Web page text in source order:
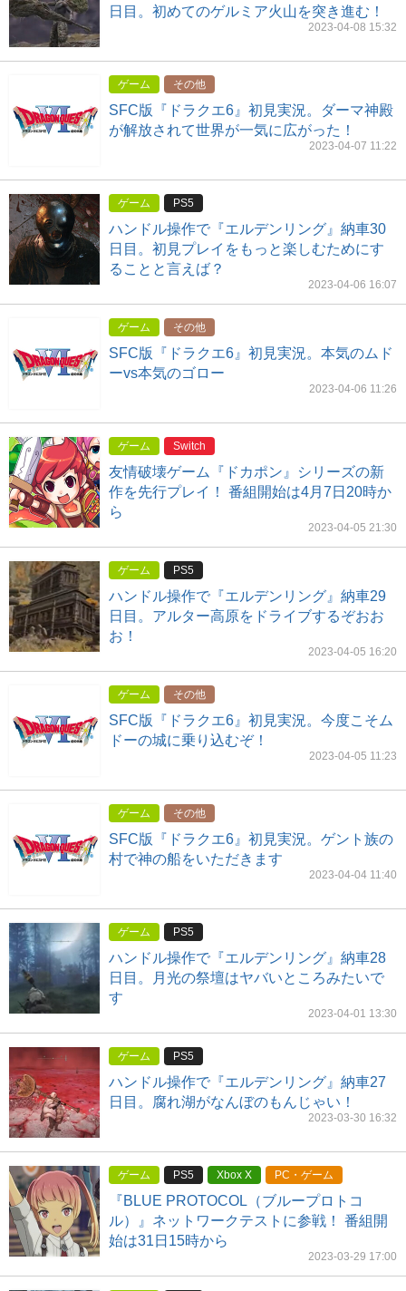
日目。初めてのゲルミア火山を突き進む！
2023-04-08 15:32
ゲーム その他
SFC版『ドラクエ6』初見実況。ダーマ神殿
が解放されて世界が一気に広がった！
2023-04-07 11:22
ゲーム PS5
ハンドル操作で『エルデンリング』納車30
日目。初見プレイをもっと楽しむためにす
ることと言えば？
2023-04-06 16:07
ゲーム その他
SFC版『ドラクエ6』初見実況。本気のムド
ーvs本気のゴロー
2023-04-06 11:26
ゲーム Switch
友情破壊ゲーム『ドカポン』シリーズの新
作を先行プレイ！ 番組開始は4月7日20時か
ら
2023-04-05 21:30
ゲーム PS5
ハンドル操作で『エルデンリング』納車29
日目。アルター高原をドライブするぞおお
お！
2023-04-05 16:20
ゲーム その他
SFC版『ドラクエ6』初見実況。今度こそム
ドーの城に乗り込むぞ！
2023-04-05 11:23
ゲーム その他
SFC版『ドラクエ6』初見実況。ゲント族の
村で神の船をいただきます
2023-04-04 11:40
ゲーム PS5
ハンドル操作で『エルデンリング』納車28
日目。月光の祭壇はヤバいところみたいで
す
2023-04-01 13:30
ゲーム PS5
ハンドル操作で『エルデンリング』納車27
日目。腐れ湖がなんぼのもんじゃい！
2023-03-30 16:32
ゲーム PS5 Xbox X PC・ゲーム
『BLUE PROTOCOL（ブループロトコ
ル）』ネットワークテストに参戦！ 番組開
始は31日15時から
2023-03-29 17:00